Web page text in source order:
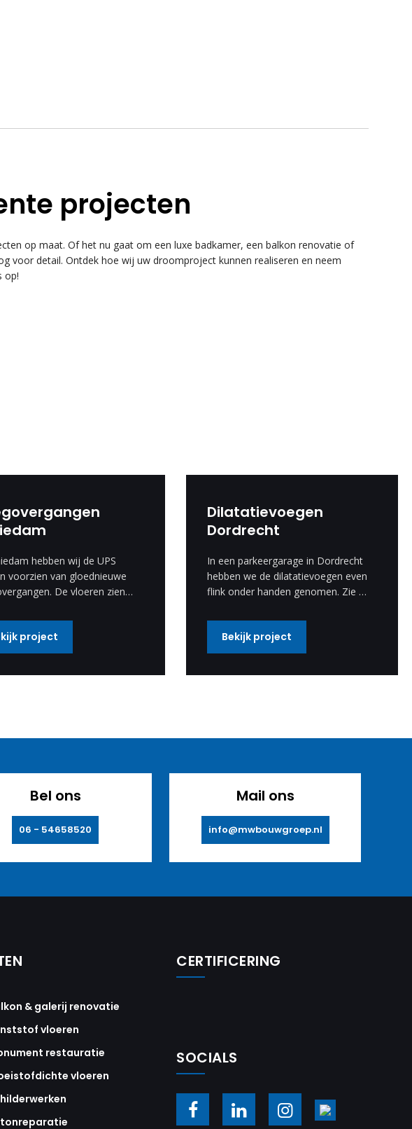
projecten
op maat. Of het nu gaat om een luxe badkamer, een balkon renovatie of
voor detail. Ontdek hoe wij uw droomproject kunnen realiseren en neem
op!
hebben wij de UPS
voorzien van gloednieuwe
De vloeren zien
project
Dilatatievoegen
Dordrecht
In een parkeergarage in Dordrecht
hebben we de dilatatievoegen even
flink onder handen genomen. Zie de
resultaat.
Bekijk project
Bel ons
06 - 54658520
Mail ons
info@mwbouwgroep.nl
& galerij renovatie
vloeren
restauratie
vloeren
CERTIFICERING
SOCIALS